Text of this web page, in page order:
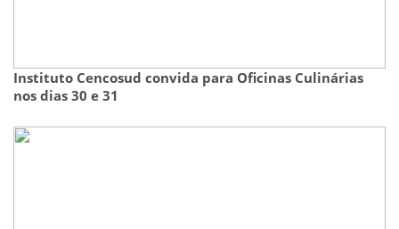
Instituto Cencosud convida para Oficinas Culinárias
nos dias 30 e 31